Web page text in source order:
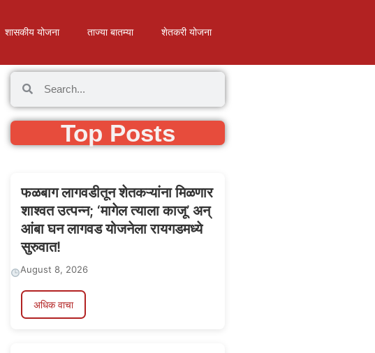
शासकीय योजना ताज्या बातम्या शेतकरी योजना
Top Posts
फळबाग लागवडीतून शेतकऱ्यांना मिळणार
शाश्वत उत्पन्न; ‘मागेल त्याला काजू’ अन्
आंबा घन लागवड योजनेला रायगडमध्ये
सुरुवात!
August 8, 2026
अधिक वाचा